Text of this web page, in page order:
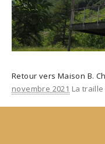
Retour vers Maison B.
novembre 2021 La